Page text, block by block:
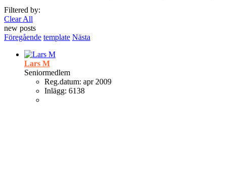
Filtered by:
Clear All
new posts
Föregående template Nästa
Lars M
Seniormedlem
Reg.datum: apr 2009
Inlägg: 6138